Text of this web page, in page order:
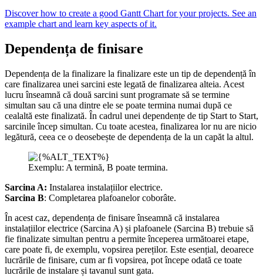
Discover how to create a good Gantt Chart for your projects. See an
example chart and learn key aspects of it.
Dependența de finisare
Dependența de la finalizare la finalizare este un tip de dependență în
care finalizarea unei sarcini este legată de finalizarea alteia. Acest
lucru înseamnă că două sarcini sunt programate să se termine
simultan sau că una dintre ele se poate termina numai după ce
cealaltă este finalizată. În cadrul unei dependențe de tip Start to Start,
sarcinile încep simultan. Cu toate acestea, finalizarea lor nu are nicio
legătură, ceea ce o deosebește de dependența de la un capăt la altul.
Exemplu: A termină, B poate termina.
Sarcina A: Instalarea instalațiilor electrice.
Sarcina B: Completarea plafoanelor coborâte.
În acest caz, dependența de finisare înseamnă că instalarea
instalațiilor electrice (Sarcina A) și plafoanele (Sarcina B) trebuie să
fie finalizate simultan pentru a permite începerea următoarei etape,
care poate fi, de exemplu, vopsirea pereților. Este esențial, deoarece
lucrările de finisare, cum ar fi vopsirea, pot începe odată ce toate
lucrările de instalare și tavanul sunt gata.